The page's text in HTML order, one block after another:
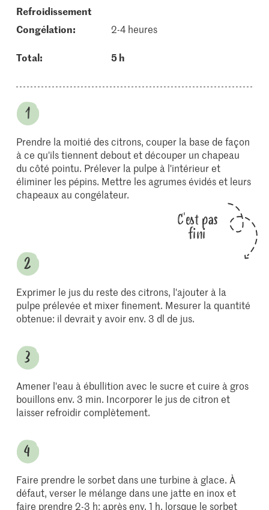
refroidissement
congélation:
2-4 heures
Total: 5 h
Prendre la moitié des citrons, couper la base de façon
à ce qu'ils tiennent debout et découper un chapeau
du côté pointu. Prélever la pulpe à l'intérieur et
éliminer les pépins. Mettre les agrumes évidés et leurs
chapeaux au congélateur.
C'est pas
fini
Exprimer le jus du reste des citrons, l'ajouter à la
pulpe prélevée et mixer finement. Mesurer la quantité
obtenue: il devrait y avoir env. 3 dl de jus.
Amener l'eau à ébullition avec le sucre et cuire à gros
bouillons env. 3 min. Incorporer le jus de citron et
laisser refroidir complètement.
Faire prendre le sorbet dans une turbine à glace. À
défaut, verser le mélange dans une jatte en inox et
faire prendre 2-3 h; après env. 1 h, lorsque le sorbet